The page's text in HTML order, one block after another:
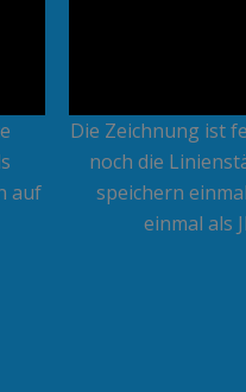
auf
Die Zeichnung ist
noch die
speichern
einmal als